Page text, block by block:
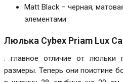
Matt Black – черная,
элементами
Люлька Cybex Priam Lux
: главное отличие от люльки
размеры. Теперь они поистине